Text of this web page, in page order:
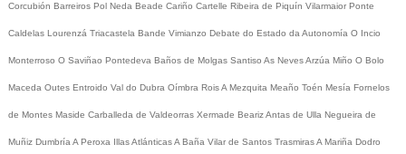
Corcubión Barreiros Pol Neda Beade Cariño Cartelle Ribeira de Piquín Vilarmaior Ponte
Caldelas Lourenzá Triacastela Bande Vimianzo Debate do Estado da Autonomía O Incio
Monterroso O Saviñao Pontedeva Baños de Molgas Santiso As NevesArzúa Miño O Bolo
Maceda Outes Entroido Val do Dubra Oímbra RoisA Mezquita Meaño Toén Mesía Fornelos
de Montes Maside Carballeda de Valdeorras Xermade BearizAntas de Ulla Negueira de
Muñiz Dumbría A Peroxa Illas AtlánticasA Baña Vilar de Santos TrasmirasA Mariña Dodro